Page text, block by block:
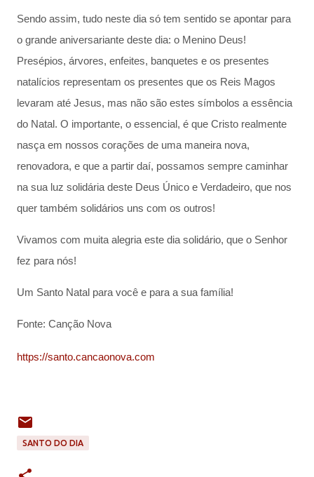
Sendo assim, tudo neste dia só tem sentido se apontar para
o grande aniversariante deste dia: o Menino Deus!
Presépios, árvores, enfeites, banquetes e os presentes
natalícios representam os presentes que os Reis Magos
levaram até Jesus, mas não são estes símbolos a essência
do Natal. O importante, o essencial, é que Cristo realmente
nasça em nossos corações de uma maneira nova,
renovadora, e que a partir daí, possamos sempre caminhar
na sua luz solidária deste Deus Único e Verdadeiro, que nos
quer também solidários uns com os outros!
Vivamos com muita alegria este dia solidário, que o Senhor
fez para nós!
Um Santo Natal para você e para a sua família!
Fonte: Canção Nova
https://santo.cancaonova.com
SANTO DO DIA